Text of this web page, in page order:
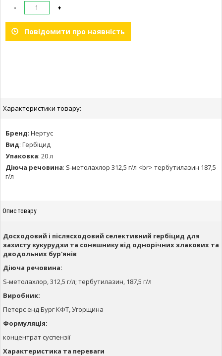
- +
Повідомити про наявність
Характеристики товару:
Бренд: Нертус
Вид: Гербіцид
Упаковка: 20 л
Діюча речовина: S-метолахлор 312,5 г/л <br> тербутилазин 187,5
г/л
Опис товару
Досходовий і післясходовий селективний гербіцид для
захисту кукурудзи та соняшнику від однорічних злакових та
дводольних бур'янів
Діюча речовина:
S-метолахлор, 312,5 г/л; тербутилазин, 187,5 г/л
Виробник:
Петерс енд Бург КФТ, Угорщина
Формуляція:
концентрат суспензії
Характеристика та переваги